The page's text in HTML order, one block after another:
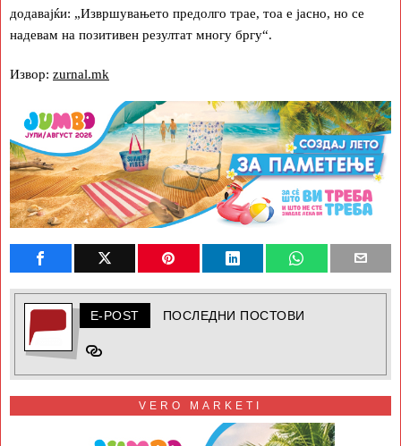
додавајќи: „Извршувањето предолго трае, тоа е јасно, но се
надевам на позитивен резултат многу бргу“.
Извор: zurnal.mk
E-POST ПОСЛЕДНИ ПОСТОВИ
VERO MARKETI